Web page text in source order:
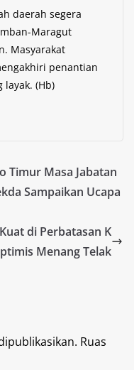
daerah segera
Maragut
Masyarakat
penantian
(Hb)
Timur Masa Jabatan
Sampaikan Ucapa
di Perbatasan K
Menang Telak
Ruas